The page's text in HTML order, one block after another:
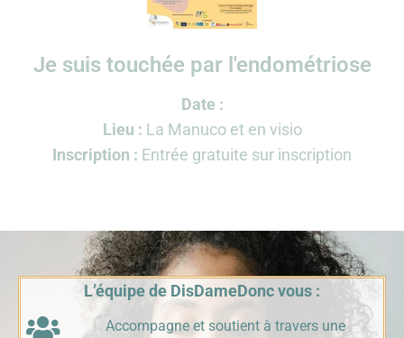
Je suis touchée par l'endométriose
Date :
Lieu : La Manuco et en visio
Inscription : Entrée gratuite sur inscription
L’équipe de DisDameDonc vous :
Accompagne et soutient à travers une